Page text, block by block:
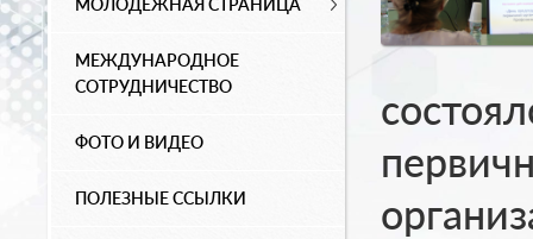
МОЛОДЁЖНАЯ СТРАНИЦА
МЕЖДУНАРОДНОЕ
СОТРУДНИЧЕСТВО
ФОТО И ВИДЕО
ПОЛЕЗНЫЕ ССЫЛКИ